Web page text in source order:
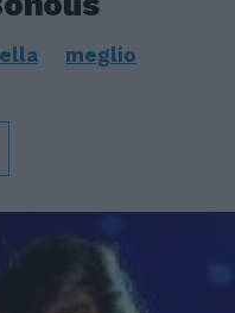
meglio